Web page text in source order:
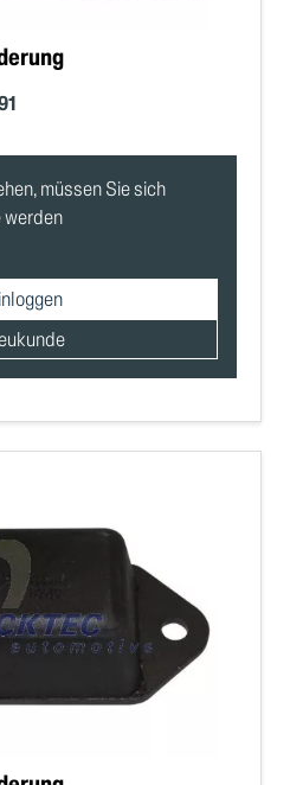
müssen Sie sich
werden